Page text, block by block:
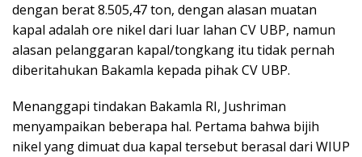
dengan berat 8.505,47 ton, dengan alasan muatan
kapal adalah ore nikel dari luar lahan CV UBP, namun
alasan pelanggaran kapal/tongkang itu tidak pernah
diberitahukan Bakamla kepada pihak CV UBP.
Menanggapi tindakan Bakamla RI, Jushriman
menyampaikan beberapa hal. Pertama bahwa bijih
nikel yang dimuat dua kapal tersebut berasal dari WIUP